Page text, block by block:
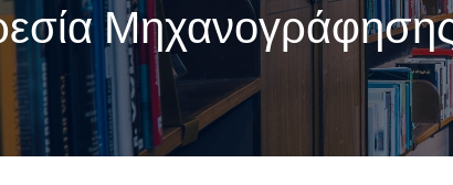
Μηχανογράφησης